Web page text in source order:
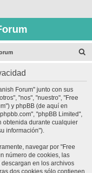
Forum" junto con sus
"nos", "nuestro", "Free
y phpBB (de aquí en
"phpBB Limited",
obtenida durante cualquier
información").
navegar por "Free
número de cookies, las
en los archivos
dos cookies sólo contienen